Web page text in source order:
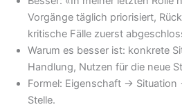
Vorgänge täglich priorisiert,
kritische Fälle zuerst
Warum es besser ist: konkrete
Handlung, Nutzen für die neue
Formel: Eigenschaft →
Stelle.